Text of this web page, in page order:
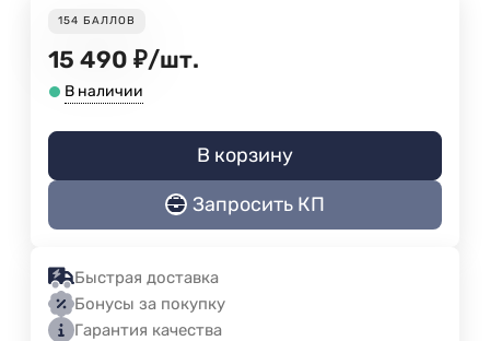
154 БАЛЛОВ
15 490 ₽/шт.
В наличии
В корзину
Запросить КП
Быстрая доставка
Бонусы за покупку
Гарантия качества